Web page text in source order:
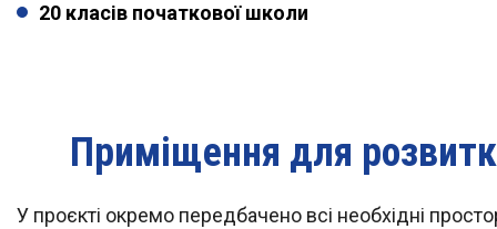
20 класів початкової школи
Приміщення для
У проєкті окремо передбачено всі необхідні